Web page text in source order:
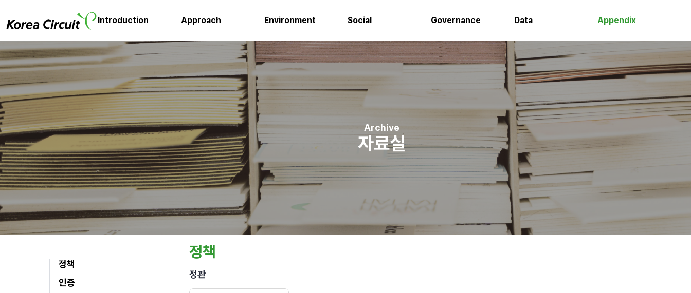
Introduction Approach Environment Social Governance Data Appendix
Archive
자료실
정책
인증
정책
정관